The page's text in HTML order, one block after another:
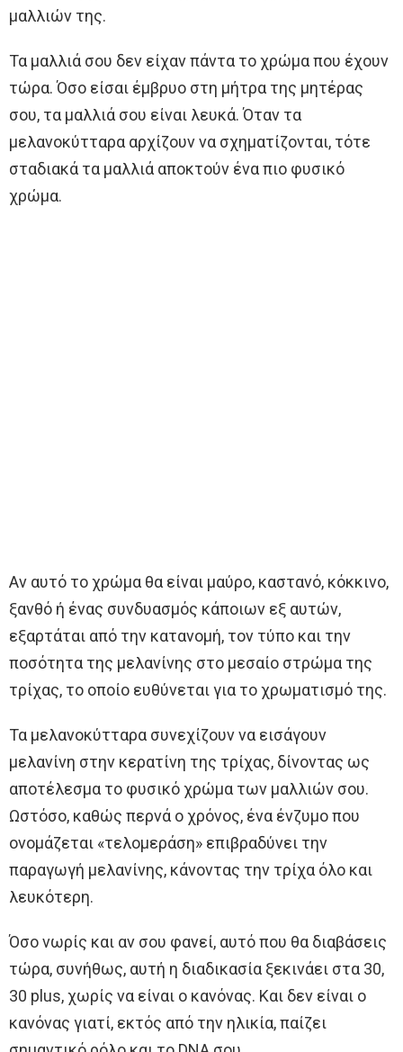
μαλλιών της.
Τα μαλλιά σου δεν είχαν πάντα το χρώμα που έχουν
τώρα. Όσο είσαι έμβρυο στη μήτρα της μητέρας
σου, τα μαλλιά σου είναι λευκά. Όταν τα
μελανοκύτταρα αρχίζουν να σχηματίζονται, τότε
σταδιακά τα μαλλιά αποκτούν ένα πιο φυσικό
χρώμα.
Αν αυτό το χρώμα θα είναι μαύρο, καστανό, κόκκινο,
ξανθό ή ένας συνδυασμός κάποιων εξ αυτών,
εξαρτάται από την κατανομή, τον τύπο και την
ποσότητα της μελανίνης στο μεσαίο στρώμα της
τρίχας, το οποίο ευθύνεται για το χρωματισμό της.
Τα μελανοκύτταρα συνεχίζουν να εισάγουν
μελανίνη στην κερατίνη της τρίχας, δίνοντας ως
αποτέλεσμα το φυσικό χρώμα των μαλλιών σου.
Ωστόσο, καθώς περνά ο χρόνος, ένα ένζυμο που
ονομάζεται «τελομεράση» επιβραδύνει την
παραγωγή μελανίνης, κάνοντας την τρίχα όλο και
λευκότερη.
Όσο νωρίς και αν σου φανεί, αυτό που θα διαβάσεις
τώρα, συνήθως, αυτή η διαδικασία ξεκινάει στα 30,
30 plus, χωρίς να είναι ο κανόνας. Και δεν είναι ο
κανόνας γιατί, εκτός από την ηλικία, παίζει